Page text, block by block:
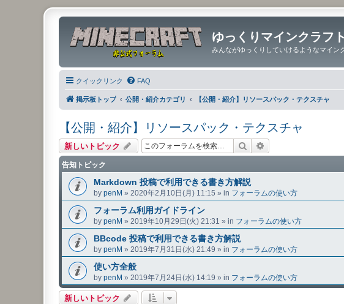
ゆっくりマインクラフ
みんながゆっくりしていけるようなマイン
クイックリンク FAQ
掲示板トップ 公開・紹介カテゴリ 【公開・紹介】リソースパック・テクスチャ
【公開・紹介】リソースパック・テクスチャ
新しいトピック 検索
告知トピック
Markdown 投稿で利用できる書き方解説
by penM » 2020年2月10日(月) 11:15 » in フォーラムの使い方
フォーラム利用ガイドライン
by penM » 2019年10月29日(火) 21:31 » in フォーラムの使い方
BBcode 投稿で利用できる書き方解説
by penM » 2019年7月31日(水) 21:49 » in フォーラムの使い方
使い方全般
by penM » 2019年7月24日(水) 14:19 » in フォーラムの使い方
新しいトピック